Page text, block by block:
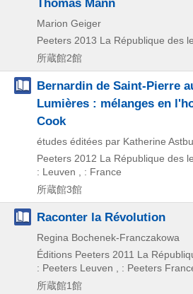
Thomas Mann
Marion Geiger
Peeters 2013 La République des
所蔵館2館
Bernardin de Saint-Pierre
Lumières : mélanges en
Cook
études éditées par Katherine
Peeters 2012 La République des
: Leuven , : France
所蔵館3館
Raconter la Révolution
Regina Bochenek-Franczakowa
Éditions Peeters 2011 La
: Peeters Leuven , : Peeters
所蔵館1館